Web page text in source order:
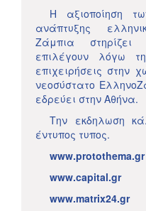
Η αξιοποίηση
ανάπτυξης
Ζάμπια
επιλέγουν λόγω
επιχειρήσεις στην
νεοσύστατο
εδρεύει στην Αθήνα.
Την εκδηλωση
έντυπος τυπος.
www.protothema.gr
www.capital.gr
www.matrix24.gr